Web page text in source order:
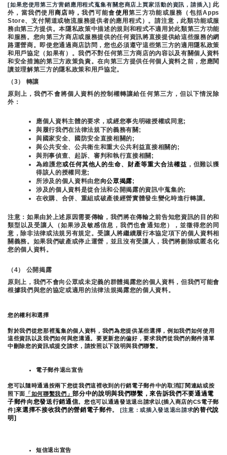
[如果您使用第三方营銷應用程式蒐集有關您商店上買家活動的資訊，請插入] 此
外，當我們使用商店時，我們可能會使用第三方功能或服務（包括Apps
Store、支付閘道或物流服務提供者的應用程式）。請注意，此類功能或服
務由第三方提供。本隱私政策中描述的規則和程式不適用於此類第三方功能
和服務。您向第三方商店或服務提供的任何資訊將直接提供給這些服務的網
路運營商。即使您通過商店訪問，您也必須遵守這些第三方的適用隱私政策
和用戶協定（如果有）。我們不對任何第三方商店的內容以及有關個人資料
和安全措施的第三方政策負責。在向第三方提供任何個人資料之前，您應閱
讀並理解第三方的隱私政策和用戶協定。
（3） 轉讓
原則上，我們不會將個人資料的控制權轉讓給任何第三方，但以下情況除
外：
應個人資料主體的要求，或經您事先明確授權或同意;
與履行我們在法律法規下的義務有關;
與國家安全、國防安全直接相關的;
與公共安全、公共衛生和重大公共利益直接相關的;
與刑事偵查、起訴、審判和執行直接相關;
為維護您或任何其他人的生命、財產等重大合法權益 ，但難以獲
得該人的授權同意;
所涉及的個人資料由您向公眾揭露;
涉及的個人資料是從合法和公開揭露的資訊中蒐集的;
在收購、合併、重組或破產後經營實體發生變化時進行轉讓。
注意：如果由於上述原因需要傳輸，我們將在傳輸之前告知您資訊的目的和
類型以及受讓人（如果涉及敏感信息，我們也會通知您），並徵得您的同
意，除非法律或法規另有規定。受讓人將繼續履行本協定項下的個人資料相
關義務。如果我們破產或停止運營，並且沒有受讓人，我們將刪除或匿名化
您的個人資料。
（4） 公開揭露
原則上，我們不會向公眾或未定義的群體揭露您的個人資料，但我們可能會
根據我們與您的協定或適用的法律法規揭露您的個人資料。
您的權利和選擇
對於我們從您那裡蒐集的個人資料，我們為您提供某些選擇，例如我們如何使用
這些資訊以及我們如何與您溝通。要更新您的偏好，要求我們從我們的郵件清單
中刪除您的資訊或提交請求，請按照以下說明與我們聯繫。
電子郵件退出宣告
您可以隨時通過按兩下您從我們這裡收到的行銷電子郵件中的取消訂閱連結或按
照下面 「如何聯繫我們」部分中的說明與我們聯繫，來告訴我們不要通過電
子郵件向您發送行銷通信。您也可以通過發送退出請求以{插入商店的CS電子郵
件]來選擇不接收我們的營銷電子郵件。 [注意：或插入發送退出請求的替代說
明]
短信退出宣告